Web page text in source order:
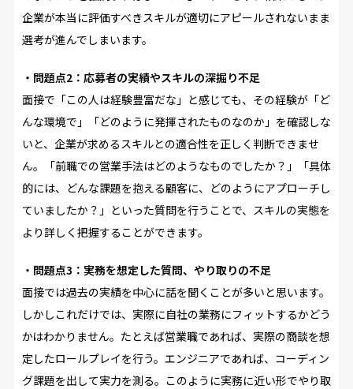
企業が本当に評価すべきスキルが適切にアピールされないまま
選考が進んでしまいます。
・問題点2：応募者の実績やスキルの深掘り不足
面接で「この人は経験豊富だな」と感じても、その経験が「ど
んな環境で」「どのように発揮されたものなのか」を確認しな
いと、企業が求めるスキルとの適合性を正しく判断できませ
ん。「前職での営業手法はどのようなものでしたか？」「具体
的には、どんな課題を抱える顧客に、どのようにアプローチし
ていましたか？」といった質問を行うことで、スキルの実態を
より詳しく把握することができます。
・問題点3：実務を想定した質問、やり取りの不足
面接では過去の実績を中心に話を聞くことが多いと思います。
しかしこれだけでは、実際に自社の業務にフィットするかどう
かはわかりません。たとえば営業職であれば、実際の商談を想
定したロールプレイを行う。エンジニアであれば、コーディン
グ課題を出して実力を測る。このように実務に近い形でやり取